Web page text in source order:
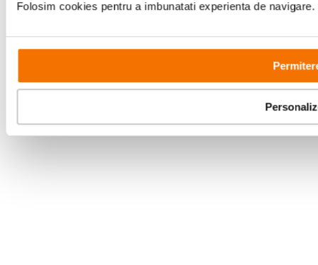
Folosim cookies pentru a imbunatati experienta de